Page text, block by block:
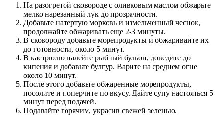
На разогретой сковороде с оливковым маслом обжарьте
мелко нарезанный лук до прозрачности.
Добавьте натертую морковь и измельченный чеснок,
продолжайте обжаривать еще 2-3 минуты.
В сковороду добавьте морепродукты и обжаривайте их
до готовности, около 5 минут.
В кастрюлю налейте рыбный бульон, доведите до
кипения и добавьте булгур. Варите на среднем огне
около 10 минут.
После этого добавьте обжаренные морепродукты,
посолите и поперчите по вкусу. Дайте супу настояться 5
минут перед подачей.
Подавайте горячим, украсив свежей зеленью.